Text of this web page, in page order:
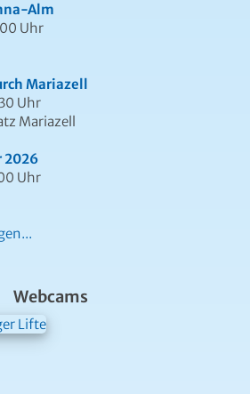
Alm
Uhr
Mariazell
Uhr
Mariazell
2026
Uhr
Webcams